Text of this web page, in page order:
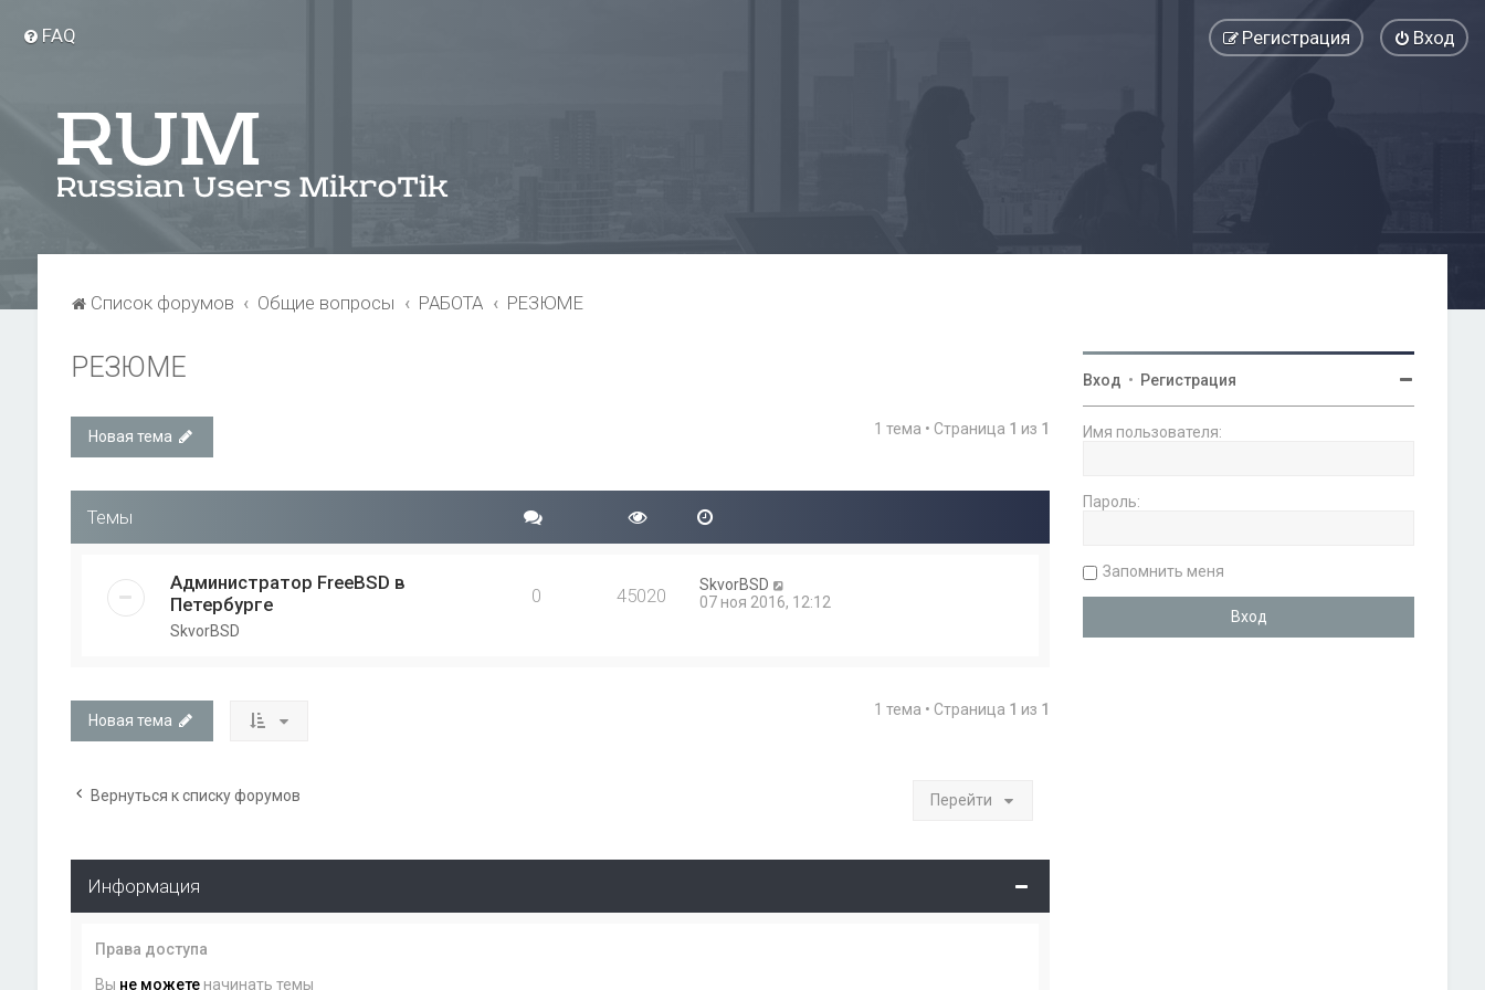
FAQ Вход
Регистрация
Список форумов Общие вопросы РАБОТА РЕЗЮМЕ
РЕЗЮМЕ
Новая тема 1 тема • Страница 1 из 1
Темы
Администратор FreeBSD в
Петербурге
SkvorBSD
0 45020
SkvorBSD
07 ноя 2016, 12:12
Новая тема
1 тема • Страница 1 из 1
Вернуться к списку форумов Перейти
Информация
Права доступа
Вы не можетеначинать темы
Вход • Регистрация
Имя пользователя:
Пароль:
Запомнить меня